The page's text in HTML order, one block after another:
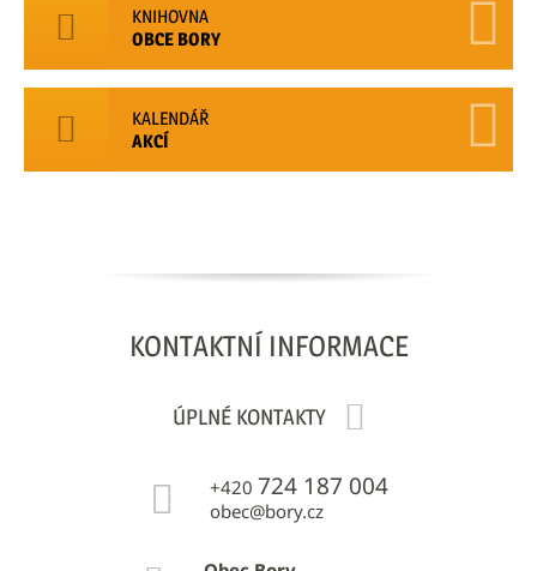
KNIHOVNA
OBCE BORY
KALENDÁŘ
AKCÍ
KONTAKTNÍ INFORMACE
+420 724 187 004
obec@bory.cz
ÚPLNÉ KONTAKTY